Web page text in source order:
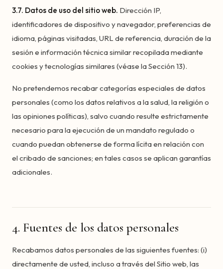
3.7. Datos de uso del sitio web. Dirección IP,
identificadores de dispositivo y navegador, preferencias de
idioma, páginas visitadas, URL de referencia, duración de la
sesión e información técnica similar recopilada mediante
cookies y tecnologías similares (véase la Sección 13).
No pretendemos recabar categorías especiales de datos
personales (como los datos relativos a la salud, la religión o
las opiniones políticas), salvo cuando resulte estrictamente
necesario para la ejecución de un mandato regulado o
cuando puedan obtenerse de forma lícita en relación con
el cribado de sanciones; en tales casos se aplican garantías
adicionales.
4. Fuentes de los datos personales
Recabamos datos personales de las siguientes fuentes: (i)
directamente de usted, incluso a través del Sitio web, las